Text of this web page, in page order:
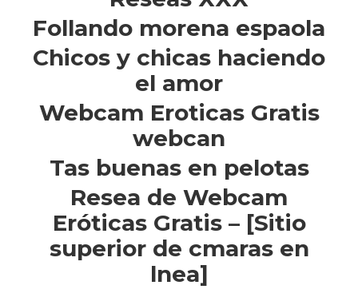
Follando morena espaola
Chicos y chicas haciendo
el amor
Webcam Eroticas Gratis
webcan
Tas buenas en pelotas
Resea de Webcam
Eróticas Gratis – [Sitio
superior de cmaras en
lnea]